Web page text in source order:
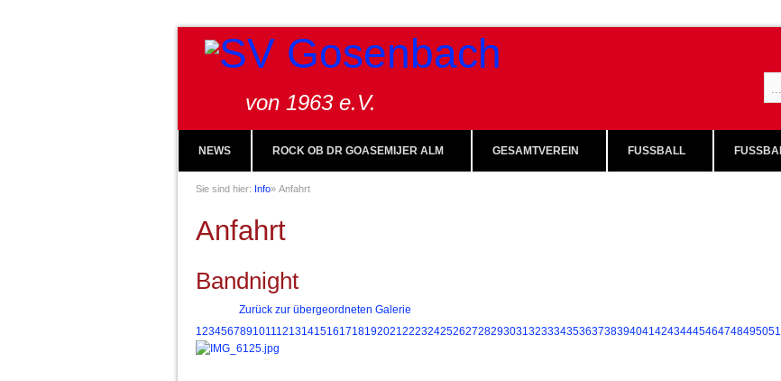
von 1963 e.V.
NEWS ROCK OB DR GOASEMIJER ALM GESAMTVEREIN FUSSBALL
Sie sind hier: Info» Anfahrt
Anfahrt
Bandnight
Zurück zur übergeordneten Galerie
123456789101112131415161718192021222324252627282930313233343536373839404142434445464748495051